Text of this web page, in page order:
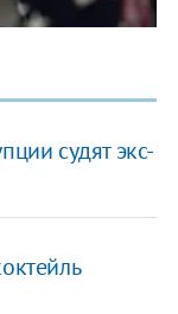
судят экс-